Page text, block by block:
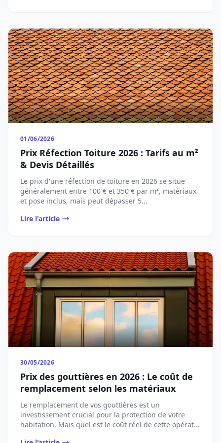
01/06/2026
Prix Réfection Toiture 2026 : Tarifs au m²
& Devis Détaillés
Le prix d'une réfection de toiture en 2026 se situe
généralement entre 100 € et 350 € par m², matériaux
et pose inclus, mais peut dépasser 5...
Lire l'article
30/05/2026
Prix des gouttières en 2026 : Le coût de
remplacement selon les matériaux
Le remplacement de vos gouttières est un
investissement crucial pour la protection de votre
habitation. Mais quel est le coût réel de cette opérat...